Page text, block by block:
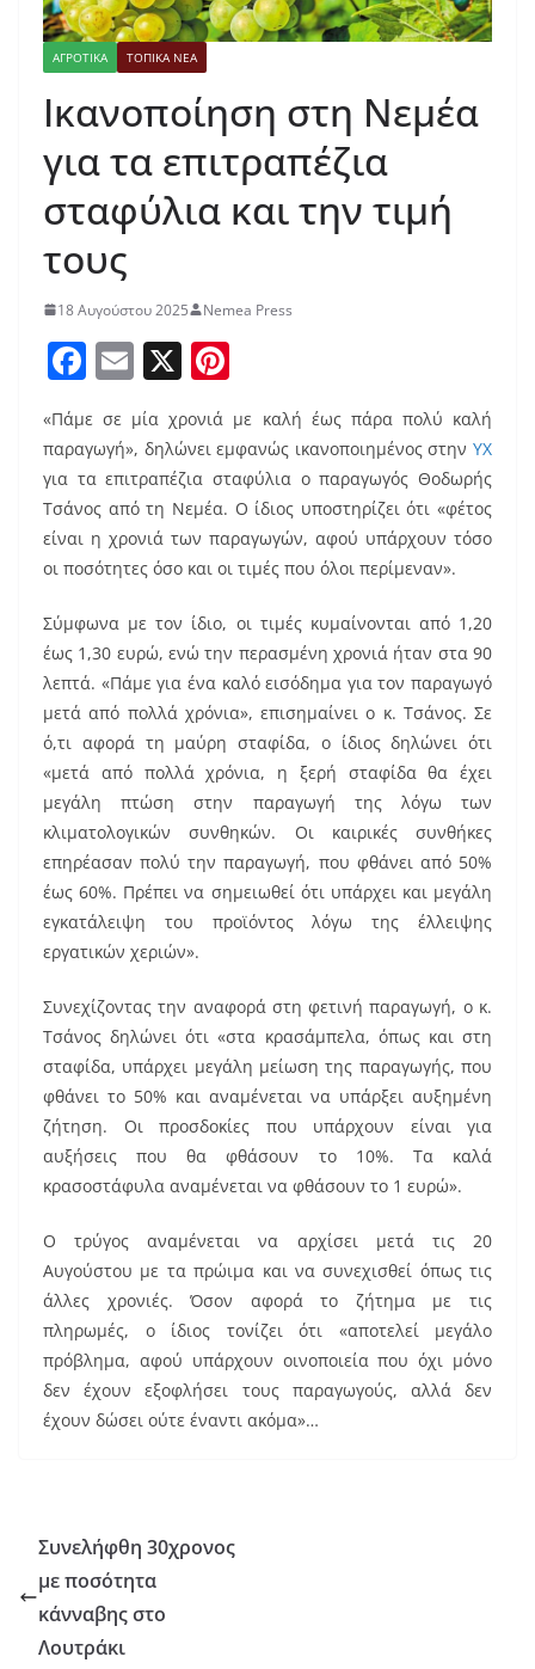
ΑΓΡΟΤΙΚΑ ΤΟΠΙΚΑ ΝΕΑ
Ικανοποίηση στη Νεμέα
για τα επιτραπέζια
σταφύλια και την τιμή
τους
18 Αυγούστου 2025 Nemea Press
F
c
e
b
o
o
k
E
m
ai
l
X
er
e
st
«Πάμε σε μία χρονιά με καλή έως πάρα πολύ καλή
παραγωγή», δηλώνει εμφανώς ικανοποιημένος στην ΥΧ
για τα επιτραπέζια σταφύλια ο παραγωγός Θοδωρής
Τσάνος από τη Νεμέα. Ο ίδιος υποστηρίζει ότι «φέτος
είναι η χρονιά των παραγωγών, αφού υπάρχουν τόσο
οι ποσότητες όσο και οι τιμές που όλοι περίμεναν».
Σύμφωνα με τον ίδιο, οι τιμές κυμαίνονται από 1,20
έως 1,30 ευρώ, ενώ την περασμένη χρονιά ήταν στα 90
λεπτά. «Πάμε για ένα καλό εισόδημα για τον παραγωγό
μετά από πολλά χρόνια», επισημαίνει ο κ. Τσάνος. Σε
ό,τι αφορά τη μαύρη σταφίδα, ο ίδιος δηλώνει ότι
«μετά από πολλά χρόνια, η ξερή σταφίδα θα έχει
μεγάλη πτώση στην παραγωγή της λόγω των
κλιματολογικών συνθηκών. Οι καιρικές συνθήκες
επηρέασαν πολύ την παραγωγή, που φθάνει από 50%
έως 60%. Πρέπει να σημειωθεί ότι υπάρχει και μεγάλη
εγκατάλειψη του προϊόντος λόγω της έλλειψης
εργατικών χεριών».
Συνεχίζοντας την αναφορά στη φετινή παραγωγή, ο κ.
Τσάνος δηλώνει ότι «στα κρασάμπελα, όπως και στη
σταφίδα, υπάρχει μεγάλη μείωση της παραγωγής, που
φθάνει το 50% και αναμένεται να υπάρξει αυξημένη
ζήτηση. Οι προσδοκίες που υπάρχουν είναι για
αυξήσεις που θα φθάσουν το 10%. Τα καλά
κρασοστάφυλα αναμένεται να φθάσουν το 1 ευρώ».
Ο τρύγος αναμένεται να αρχίσει μετά τις 20
Αυγούστου με τα πρώιμα και να συνεχισθεί όπως τις
άλλες χρονιές. Όσον αφορά το ζήτημα με τις
πληρωμές, ο ίδιος τονίζει ότι «αποτελεί μεγάλο
πρόβλημα, αφού υπάρχουν οινοποιεία που όχι μόνο
δεν έχουν εξοφλήσει τους παραγωγούς, αλλά δεν
έχουν δώσει ούτε έναντι ακόμα»…
Συνελήφθη 30χρονος
με ποσότητα
κάνναβης στο
Λουτράκι